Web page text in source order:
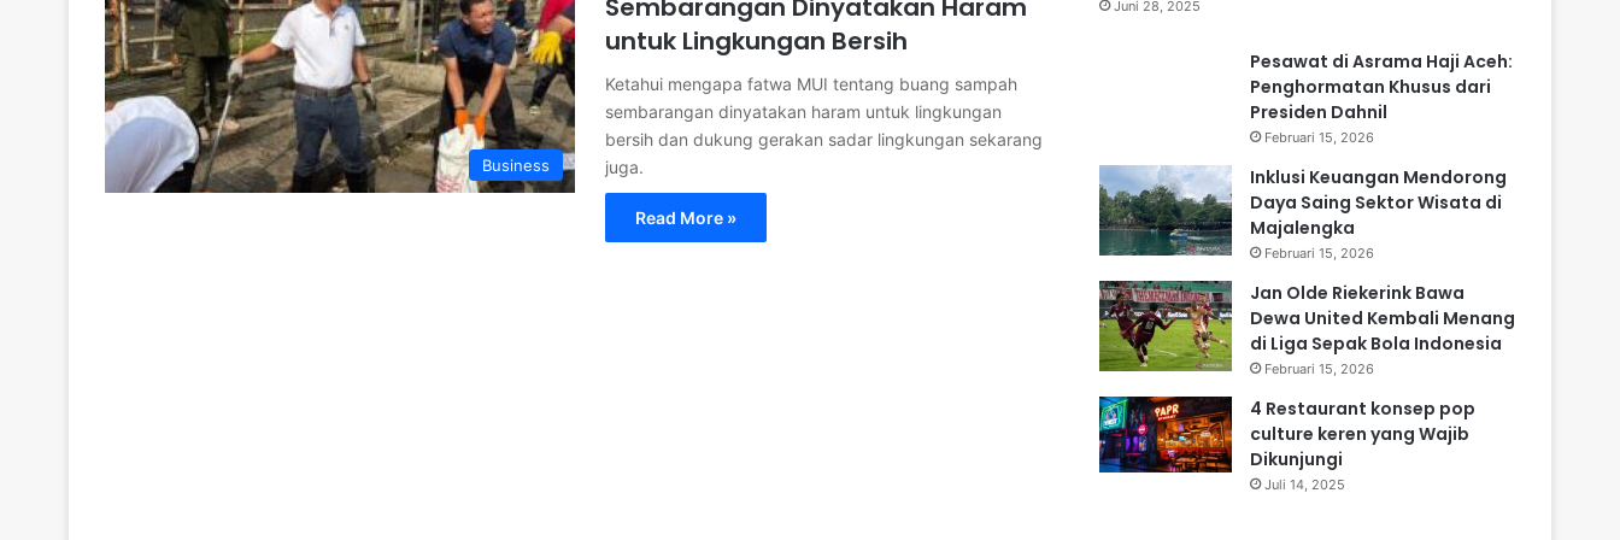
Business
Sembarangan Dinyatakan Haram
untuk Lingkungan Bersih
Ketahui mengapa fatwa MUI tentang buang sampah
sembarangan dinyatakan haram untuk lingkungan
bersih dan dukung gerakan sadar lingkungan sekarang
juga.
Read More »
Juni 28, 2025
Pesawat di Asrama Haji Aceh:
Penghormatan Khusus dari
Presiden Dahnil
Februari 15, 2026
Inklusi Keuangan Mendorong
Daya Saing Sektor Wisata di
Majalengka
Februari 15, 2026
Jan Olde Riekerink Bawa
Dewa United Kembali Menang
di Liga Sepak Bola Indonesia
Februari 15, 2026
4 Restaurant konsep pop
culture keren yang Wajib
Dikunjungi
Juli 14, 2025